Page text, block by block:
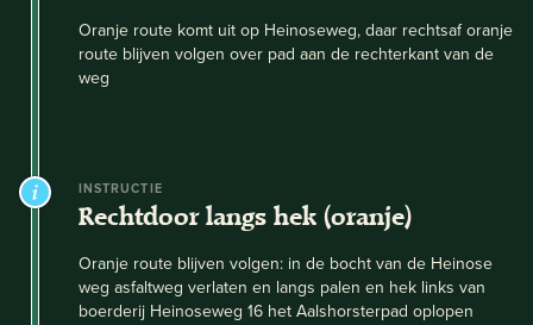
Oranje route komt uit op Heinoseweg, daar rechtsaf oranje
route blijven volgen over pad aan de rechterkant van de
weg
INSTRUCTIE
Rechtdoor langs hek (oranje)
Oranje route blijven volgen: in de bocht van de Heinose
weg asfaltweg verlaten en langs palen en hek links van
boerderij Heinoseweg 16 het Aalshorsterpad oplopen